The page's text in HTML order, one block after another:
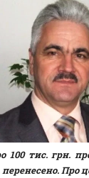
100 тис. грн.
Про